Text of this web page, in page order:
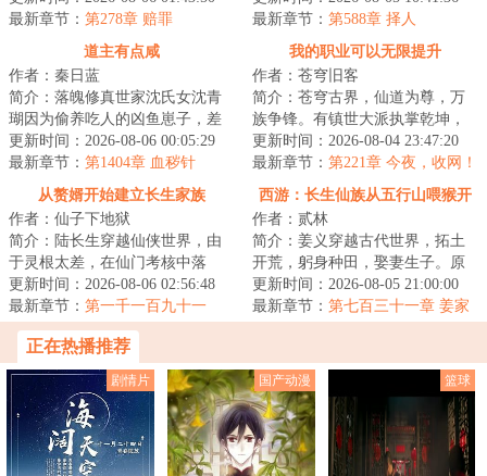
力。仗着九玄镜，...
最新章节： 第278章 赔罪
为了拯救弟弟以...
最新章节： 第588章 择人
道主有点咸
作者：秦日蓝
简介：落魄修真世家沈氏女沈青
瑚因为偷养吃人的凶鱼崽子，差
点把失足落水的自家堂姐的未婚
夫给吃成骨头架...
更新时间：2026-08-06 00:05:29
最新章节： 第1404章 血秽针
我的职业可以无限提升
作者：苍穹旧客
简介：苍穹古界，仙道为尊，万
族争锋。有镇世大派执掌乾坤，
有无上圣地俯瞰诸天，还有神裔
世家世袭权柄，...
更新时间：2026-08-04 23:47:20
最新章节： 第221章 今夜，收网！
从赘婿开始建立长生家族
作者：仙子下地狱
简介：陆长生穿越仙侠世界，由
于灵根太差，在仙门考核中落
选。好在有着多子多福系统，生
育子嗣就能获得奖...
更新时间：2026-08-06 02:56:48
最新章节： 第一千一百九十一
章：孩子他娘是敖珑？逆练！
西游：长生仙族从五行山喂猴开
作者：贰林
简介：姜义穿越古代世界，拓土
开荒，躬身种田，娶妻生子。原
想这便是此生注定，平淡且足
矣。偏是那五岁的...
更新时间：2026-08-05 21:00:00
最新章节： 第七百三十一章 姜家
正在热播推荐
剧情片 国产动漫 篮球